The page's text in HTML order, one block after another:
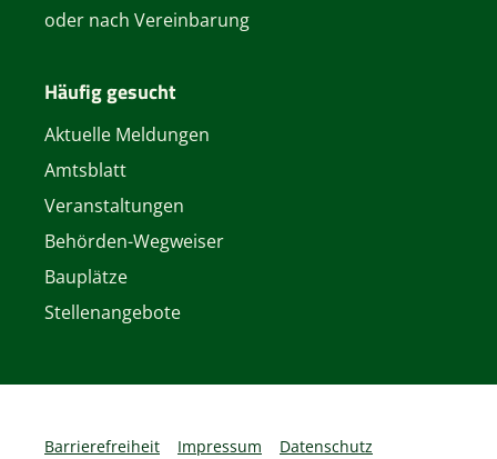
oder nach Vereinbarung
Häufig gesucht
Aktuelle Meldungen
Amtsblatt
Veranstaltungen
Behörden-Wegweiser
Bauplätze
Stellenangebote
Barrierefreiheit Impressum Datenschutz